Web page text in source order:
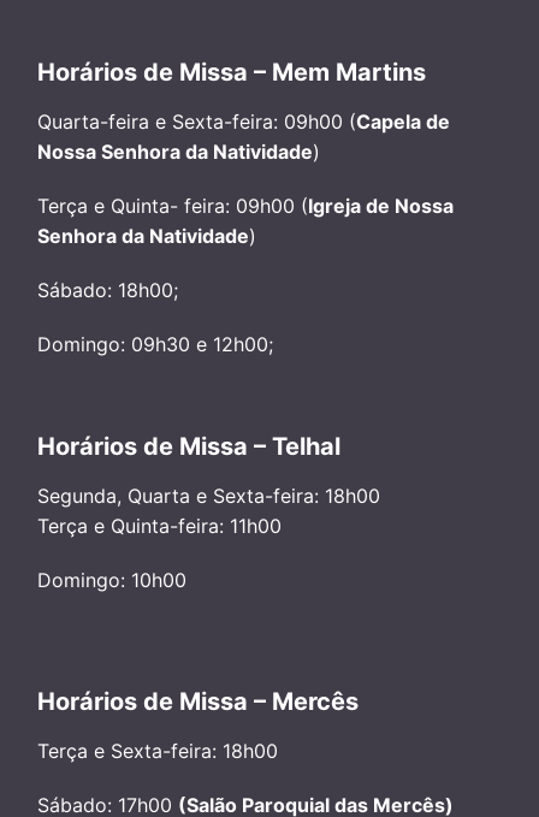
Horários de Missa – Mem Martins
Quarta-feira e Sexta-feira: 09h00 (Capela de
Nossa Senhora da Natividade)
Terça e Quinta- feira: 09h00 (Igreja de Nossa
Senhora da Natividade)
Sábado: 18h00;
Domingo: 09h30 e 12h00;
Horários de Missa – Telhal
Segunda, Quarta e Sexta-feira: 18h00
Terça e Quinta-feira: 11h00
Domingo: 10h00
Horários de Missa – Mercês
Terça e Sexta-feira: 18h00
Sábado: 17h00 (Salão Paroquial das Mercês)